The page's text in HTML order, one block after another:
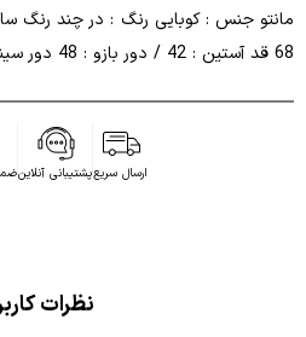
68 قد آستین : 42 / دور بازو : 48 دور سینه : 102
ارسال سریعپشتیبانی آنلاین
نظرات